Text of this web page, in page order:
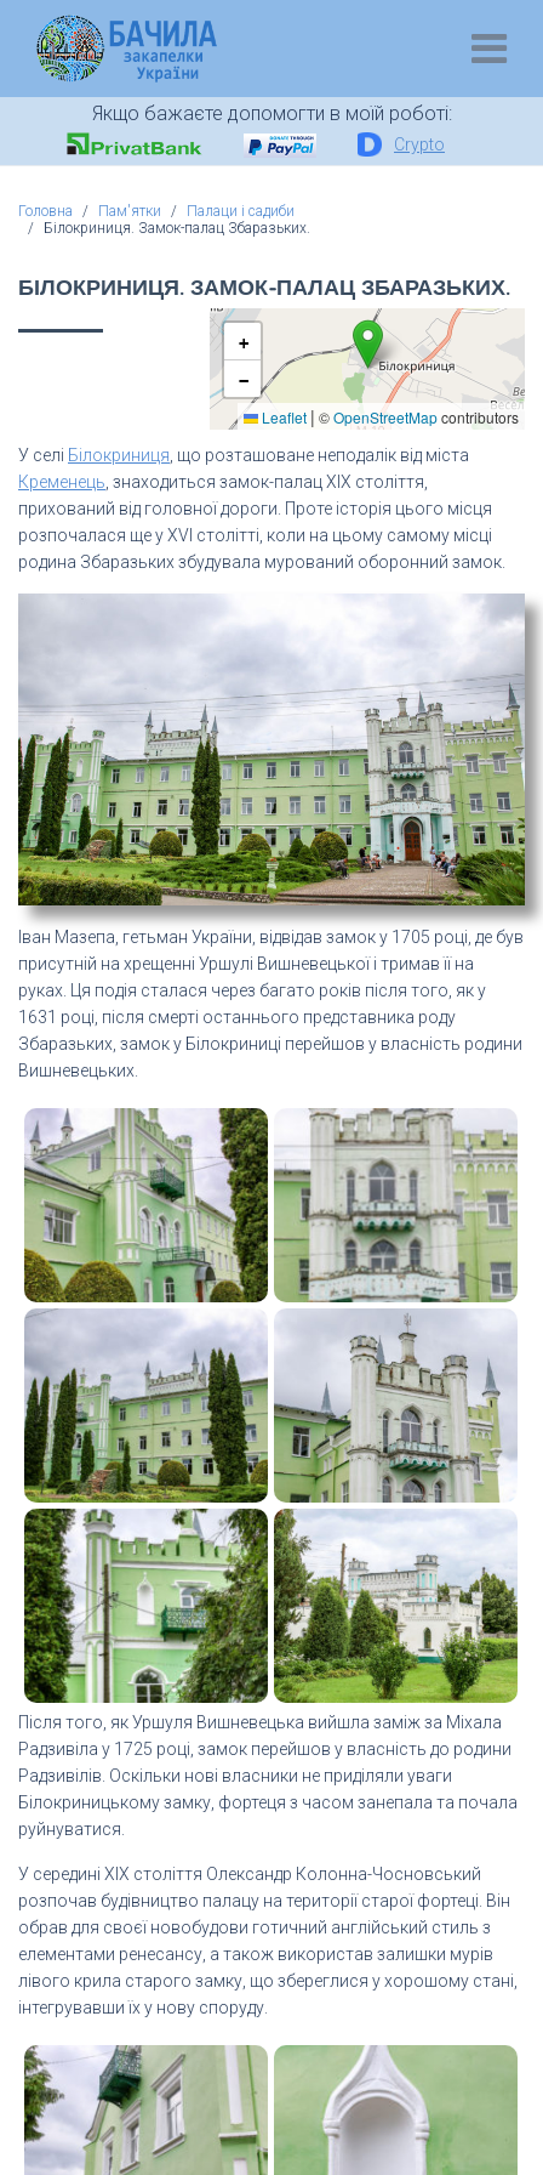
Якщо бажаєте допомогти в моїй роботі:
Crypto
Головна Пам'ятки
Палаци і садиби
Білокриниця. Замок-палац Збаразьких.
БІЛОКРИНИЦЯ. ЗАМОК-ПАЛАЦ ЗБАРАЗЬКИХ.
+
−
Leaflet | ©OpenStreetMapcontributors
У селі Білокриниця , що розташоване неподалік від міста
Кременець , знаходиться замок-палац XIX століття,
прихований від головної дороги. Проте історія цього місця
розпочалася ще у XVI столітті, коли на цьому самому місці
родина Збаразьких збудувала мурований оборонний замок.
Іван Мазепа, гетьман України, відвідав замок у 1705 році, де був
присутній на хрещенні Уршулі Вишневецької і тримав її на
руках. Ця подія сталася через багато років після того, як у
1631 році, після смерті останнього представника роду
Збаразьких, замок у Білокриниці перейшов у власність родини
Вишневецьких.
Після того, як Уршуля Вишневецька вийшла заміж за Міхала
Радзивіла у 1725 році, замок перейшов у власність до родини
Радзивілів. Оскільки нові власники не приділяли уваги
Білокриницькому замку, фортеця з часом занепала та почала
руйнуватися.
У середині XIX століття Олександр Колонна-Чосновський
розпочав будівництво палацу на території старої фортеці. Він
обрав для своєї новобудови готичний англійський стиль з
елементами ренесансу, а також використав залишки мурів
лівого крила старого замку, що збереглися у хорошому стані,
інтегрувавши їх у нову споруду.